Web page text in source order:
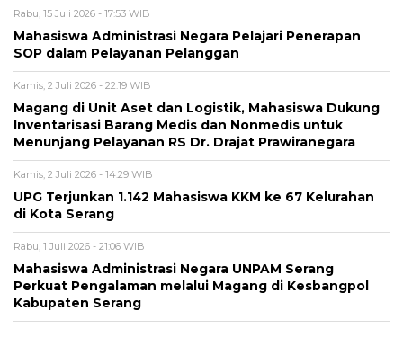
Rabu, 15 Juli 2026 - 17:53 WIB
Mahasiswa Administrasi Negara Pelajari Penerapan
SOP dalam Pelayanan Pelanggan
Kamis, 2 Juli 2026 - 22:19 WIB
Magang di Unit Aset dan Logistik, Mahasiswa Dukung
Inventarisasi Barang Medis dan Nonmedis untuk
Menunjang Pelayanan RS Dr. Drajat Prawiranegara
Kamis, 2 Juli 2026 - 14:29 WIB
UPG Terjunkan 1.142 Mahasiswa KKM ke 67 Kelurahan
di Kota Serang
Rabu, 1 Juli 2026 - 21:06 WIB
Mahasiswa Administrasi Negara UNPAM Serang
Perkuat Pengalaman melalui Magang di Kesbangpol
Kabupaten Serang